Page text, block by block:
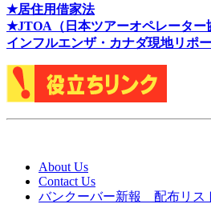
★居住用借家法
★JTOA（日本ツアーオペレーター
インフルエンザ・カナダ現地リポ
About Us
Contact Us
バンクーバー新報 配布リス